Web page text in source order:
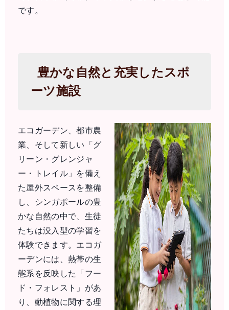
です。
豊かな自然と充実したスポ
ーツ施設
エコガーデン、都市農
業、そして新しい「グ
リーン・グレンジャ
ー・トレイル」を備え
た屋外スペースを整備
し、シンガポールの豊
かな自然の中で、生徒
たちは没入型の学習を
体験できます。エコガ
ーデンには、熱帯の生
態系を反映した「フー
ド・フォレスト」があ
り、動植物に関する理